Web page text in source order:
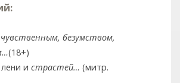
чувственным, безумством,
(18+)
лени и страстей… (митр.